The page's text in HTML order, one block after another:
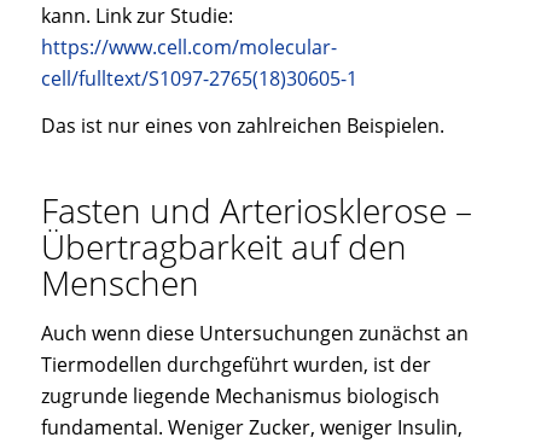
kann. Link zur Studie:
https://www.cell.com/molecular-
cell/fulltext/S1097-2765(18)30605-1
Das ist nur eines von zahlreichen Beispielen.
Fasten und Arteriosklerose –
Übertragbarkeit auf den
Menschen
Auch wenn diese Untersuchungen zunächst an
Tiermodellen durchgeführt wurden, ist der
zugrunde liegende Mechanismus biologisch
fundamental. Weniger Zucker, weniger Insulin,